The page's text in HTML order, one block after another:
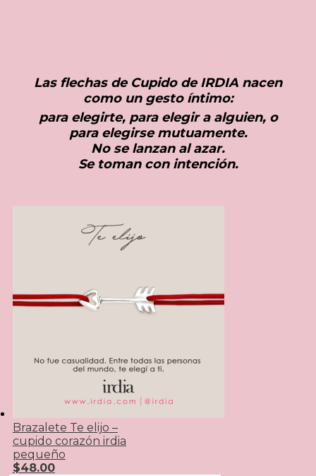
Las flechas de Cupido de IRDIA nacen
como un gesto íntimo:
para elegirte, para elegir a alguien, o
para elegirse mutuamente.
No se lanzan al azar.
Se toman con intención.
Brazalete Te elijo –
cupido corazón irdia
pequeño
$48.00